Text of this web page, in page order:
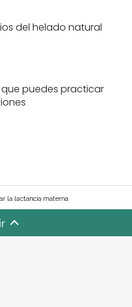
del helado natural
puedes practicar
la lactancia materna